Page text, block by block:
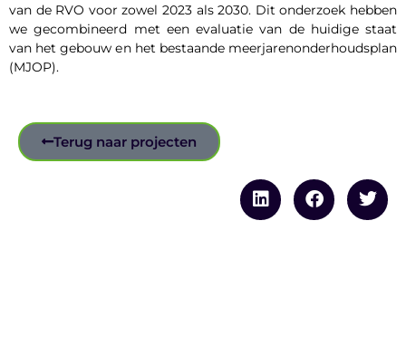
van de RVO voor zowel 2023 als 2030. Dit onderzoek hebben
we gecombineerd met een evaluatie van de huidige staat
van het gebouw en het bestaande meerjarenonderhoudsplan
(MJOP).
Terug naar projecten